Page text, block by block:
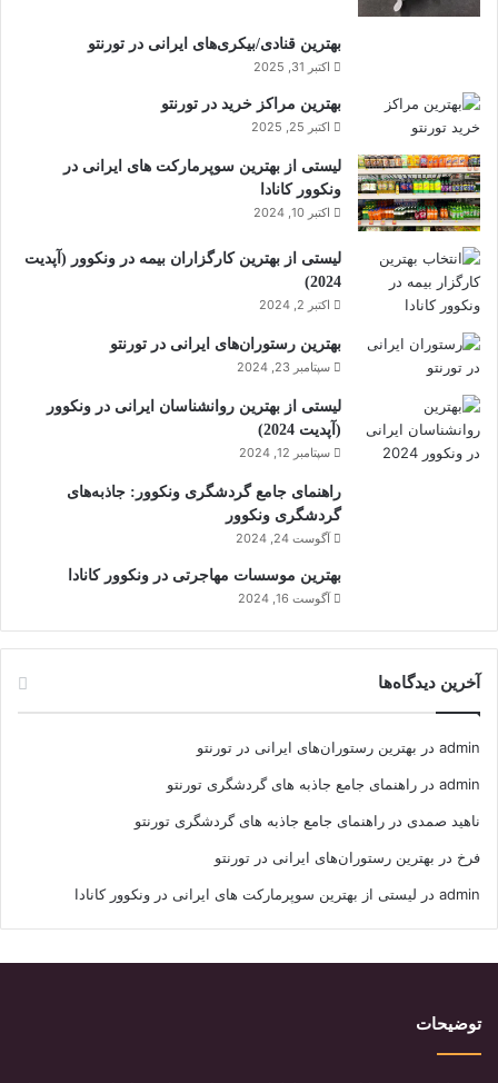
بهترین قنادی/بیکری‌های ایرانی در تورنتو
اکتبر 31, 2025
بهترین مراکز خرید در تورنتو
اکتبر 25, 2025
لیستی از بهترین سوپرمارکت های ایرانی در
ونکوور کانادا
اکتبر 10, 2024
لیستی از بهترین کارگزاران بیمه در ونکوور (آپدیت
2024)
اکتبر 2, 2024
بهترین رستوران‌های ایرانی در تورنتو
سپتامبر 23, 2024
لیستی از بهترین روانشناسان ایرانی در ونکوور
(آپدیت 2024)
سپتامبر 12, 2024
راهنمای جامع گردشگری ونکوور: جاذبه‌های
گردشگری ونکوور
آگوست 24, 2024
بهترین موسسات مهاجرتی در ونکوور کانادا
آگوست 16, 2024
آخرین دیدگاه‌ها
admin در بهترین رستوران‌های ایرانی در تورنتو
admin در راهنمای جامع جاذبه های گردشگری تورنتو
ناهید صمدی در راهنمای جامع جاذبه های گردشگری تورنتو
فرخ در بهترین رستوران‌های ایرانی در تورنتو
admin در لیستی از بهترین سوپرمارکت های ایرانی در ونکوور کانادا
توضیحات